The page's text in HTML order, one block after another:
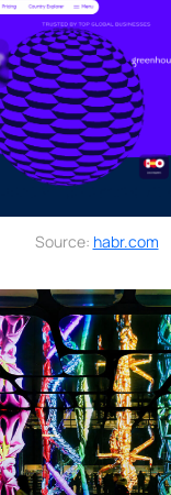
Source: habr.com